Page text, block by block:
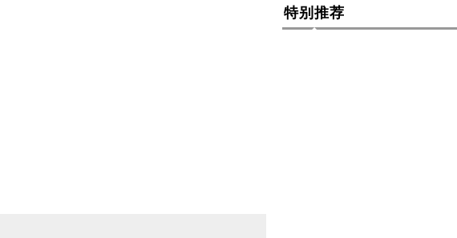
特别推荐